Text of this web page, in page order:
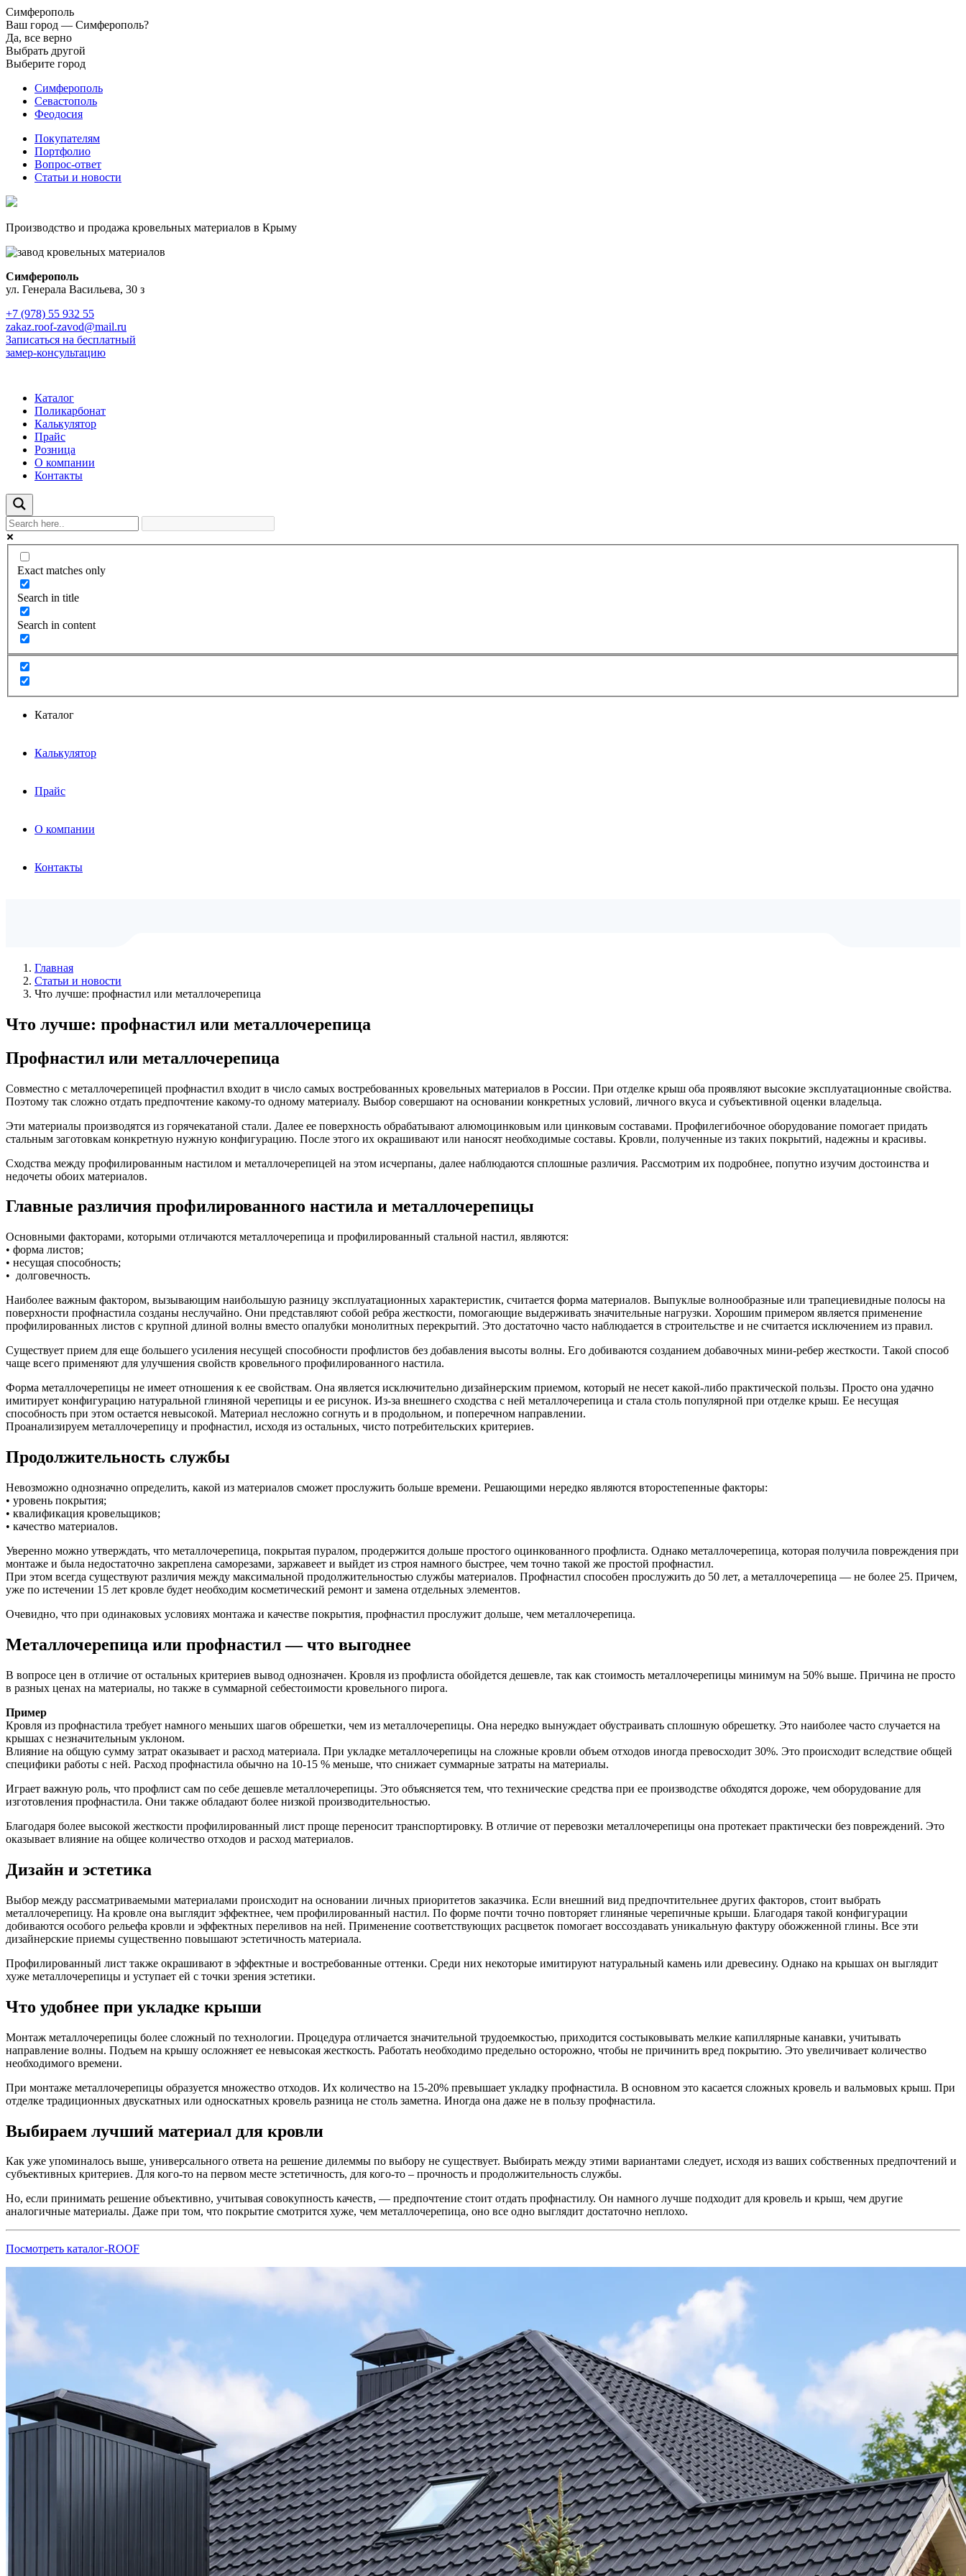
Симферополь
Ваш город — Симферополь?
Да, все верно
Выбрать другой
Выберите город
Симферополь
Севастополь
Феодосия
Покупателям
Портфолио
Вопрос-ответ
Статьи и новости
Производство и продажа кровельных материалов в Крыму
Симферополь
ул. Генерала Васильева, 30 з
+7 (978) 55 932 55
zakaz.roof-zavod@mail.ru
Записаться на бесплатный
замер-консультацию
Каталог
Поликарбонат
Калькулятор
Прайс
Розница
О компании
Контакты
Exact matches only
Search in title
Search in content
Каталог
Калькулятор
Прайс
О компании
Контакты
Главная
Статьи и новости
Что лучше: профнастил или металлочерепица
Что лучше: профнастил или металлочерепица
Профнастил или металлочерепица
Совместно с металлочерепицей профнастил входит в число самых востребованных кровельных материалов в России. При отделке крыш оба проявляют высокие эксплуатационные свойства.
Поэтому так сложно отдать предпочтение какому-то одному материалу. Выбор совершают на основании конкретных условий, личного вкуса и субъективной оценки владельца.
Эти материалы производятся из горячекатаной стали. Далее ее поверхность обрабатывают алюмоцинковым или цинковым составами. Профилегибочное оборудование помогает придать
стальным заготовкам конкретную нужную конфигурацию. После этого их окрашивают или наносят необходимые составы. Кровли, полученные из таких покрытий, надежны и красивы.
Сходства между профилированным настилом и металлочерепицей на этом исчерпаны, далее наблюдаются сплошные различия. Рассмотрим их подробнее, попутно изучим достоинства и
недочеты обоих материалов.
Главные различия профилированного настила и металлочерепицы
Основными факторами, которыми отличаются металлочерепица и профилированный стальной настил, являются:
• форма листов;
• несущая способность;
• долговечность.
Наиболее важным фактором, вызывающим наибольшую разницу эксплуатационных характеристик, считается форма материалов. Выпуклые волнообразные или трапециевидные полосы на
поверхности профнастила созданы неслучайно. Они представляют собой ребра жесткости, помогающие выдерживать значительные нагрузки. Хорошим примером является применение
профилированных листов с крупной длиной волны вместо опалубки монолитных перекрытий. Это достаточно часто наблюдается в строительстве и не считается исключением из правил.
Существует прием для еще большего усиления несущей способности профлистов без добавления высоты волны. Его добиваются созданием добавочных мини-ребер жесткости. Такой способ
чаще всего применяют для улучшения свойств кровельного профилированного настила.
Форма металлочерепицы не имеет отношения к ее свойствам. Она является исключительно дизайнерским приемом, который не несет какой-либо практической пользы. Просто она удачно
имитирует конфигурацию натуральной глиняной черепицы и ее рисунок. Из-за внешнего сходства с ней металлочерепица и стала столь популярной при отделке крыш. Ее несущая
способность при этом остается невысокой. Материал несложно согнуть и в продольном, и поперечном направлении.
Проанализируем металлочерепицу и профнастил, исходя из остальных, чисто потребительских критериев.
Продолжительность службы
Невозможно однозначно определить, какой из материалов сможет прослужить больше времени. Решающими нередко являются второстепенные факторы:
• уровень покрытия;
• квалификация кровельщиков;
• качество материалов.
Уверенно можно утверждать, что металлочерепица, покрытая пуралом, продержится дольше простого оцинкованного профлиста. Однако металлочерепица, которая получила повреждения при
монтаже и была недостаточно закреплена саморезами, заржавеет и выйдет из строя намного быстрее, чем точно такой же простой профнастил.
При этом всегда существуют различия между максимальной продолжительностью службы материалов. Профнастил способен прослужить до 50 лет, а металлочерепица — не более 25. Причем,
уже по истечении 15 лет кровле будет необходим косметический ремонт и замена отдельных элементов.
Очевидно, что при одинаковых условиях монтажа и качестве покрытия, профнастил прослужит дольше, чем металлочерепица.
Металлочерепица или профнастил — что выгоднее
В вопросе цен в отличие от остальных критериев вывод однозначен. Кровля из профлиста обойдется дешевле, так как стоимость металлочерепицы минимум на 50% выше. Причина не просто
в разных ценах на материалы, но также в суммарной себестоимости кровельного пирога.
Пример
Кровля из профнастила требует намного меньших шагов обрешетки, чем из металлочерепицы. Она нередко вынуждает обустраивать сплошную обрешетку. Это наиболее часто случается на
крышах с незначительным уклоном.
Влияние на общую сумму затрат оказывает и расход материала. При укладке металлочерепицы на сложные кровли объем отходов иногда превосходит 30%. Это происходит вследствие общей
специфики работы с ней. Расход профнастила обычно на 10-15 % меньше, что снижает суммарные затраты на материалы.
Играет важную роль, что профлист сам по себе дешевле металлочерепицы. Это объясняется тем, что технические средства при ее производстве обходятся дороже, чем оборудование для
изготовления профнастила. Они также обладают более низкой производительностью.
Благодаря более высокой жесткости профилированный лист проще переносит транспортировку. В отличие от перевозки металлочерепицы она протекает практически без повреждений. Это
оказывает влияние на общее количество отходов и расход материалов.
Дизайн и эстетика
Выбор между рассматриваемыми материалами происходит на основании личных приоритетов заказчика. Если внешний вид предпочтительнее других факторов, стоит выбрать
металлочерепицу. На кровле она выглядит эффектнее, чем профилированный настил. По форме почти точно повторяет глиняные черепичные крыши. Благодаря такой конфигурации
добиваются особого рельефа кровли и эффектных переливов на ней. Применение соответствующих расцветок помогает воссоздавать уникальную фактуру обожженной глины. Все эти
дизайнерские приемы существенно повышают эстетичность материала.
Профилированный лист также окрашивают в эффектные и востребованные оттенки. Среди них некоторые имитируют натуральный камень или древесину. Однако на крышах он выглядит
хуже металлочерепицы и уступает ей с точки зрения эстетики.
Что удобнее при укладке крыши
Монтаж металлочерепицы более сложный по технологии. Процедура отличается значительной трудоемкостью, приходится состыковывать мелкие капиллярные канавки, учитывать
направление волны. Подъем на крышу осложняет ее невысокая жесткость. Работать необходимо предельно осторожно, чтобы не причинить вред покрытию. Это увеличивает количество
необходимого времени.
При монтаже металлочерепицы образуется множество отходов. Их количество на 15-20% превышает укладку профнастила. В основном это касается сложных кровель и вальмовых крыш. При
отделке традиционных двускатных или односкатных кровель разница не столь заметна. Иногда она даже не в пользу профнастила.
Выбираем лучший материал для кровли
Как уже упоминалось выше, универсального ответа на решение дилеммы по выбору не существует. Выбирать между этими вариантами следует, исходя из ваших собственных предпочтений и
субъективных критериев. Для кого-то на первом месте эстетичность, для кого-то – прочность и продолжительность службы.
Но, если принимать решение объективно, учитывая совокупность качеств, — предпочтение стоит отдать профнастилу. Он намного лучше подходит для кровель и крыш, чем другие
аналогичные материалы. Даже при том, что покрытие смотрится хуже, чем металлочерепица, оно все одно выглядит достаточно неплохо.
Посмотреть каталог-ROOF